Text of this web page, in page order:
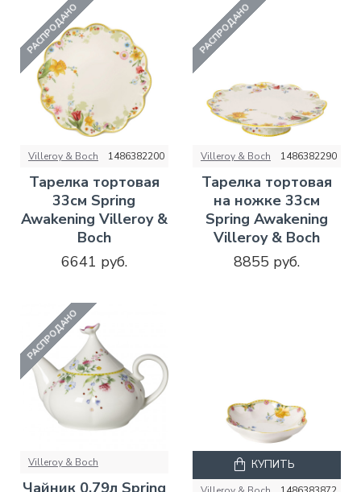
РАСПРОДАНО
Villeroy & Boch 1486382200
Тарелка тортовая
33см Spring
Awakening Villeroy &
Boch
6641 руб.
РАСПРОДАНО
Villeroy & Boch 1486382290
Тарелка тортовая
на ножке 33см
Spring Awakening
Villeroy & Boch
8855 руб.
РАСПРОДАНО
Villeroy & Boch
Чайник 0,79л Spring
КУПИТЬ